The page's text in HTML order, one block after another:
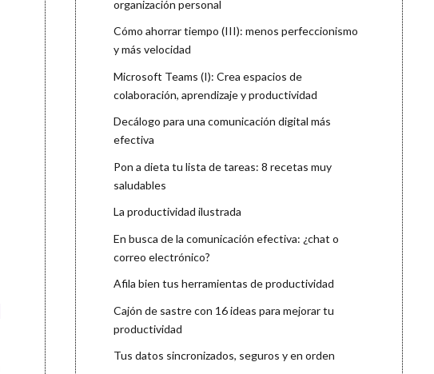
organización personal
Cómo ahorrar tiempo (III): menos perfeccionismo
y más velocidad
Microsoft Teams (I): Crea espacios de
colaboración, aprendizaje y productividad
Decálogo para una comunicación digital más
efectiva
Pon a dieta tu lista de tareas: 8 recetas muy
saludables
La productividad ilustrada
En busca de la comunicación efectiva: ¿chat o
correo electrónico?
Afila bien tus herramientas de productividad
Cajón de sastre con 16 ideas para mejorar tu
productividad
Tus datos sincronizados, seguros y en orden